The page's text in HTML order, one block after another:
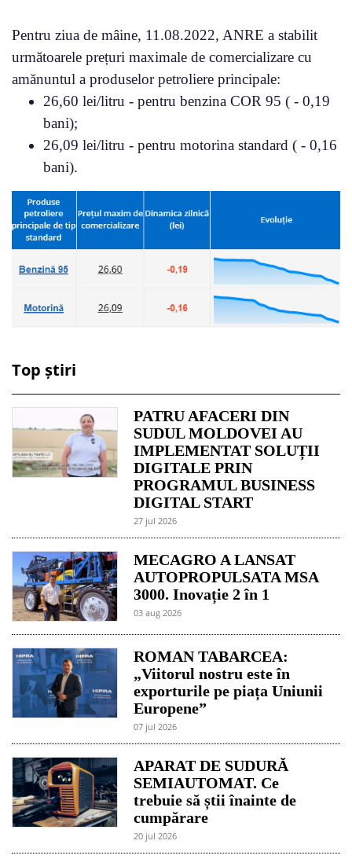
Pentru ziua de mâine, 11.08.2022, ANRE a stabilit
următoarele prețuri maximale de comercializare cu
amănuntul a produselor petroliere principale:
26,60 lei/litru - pentru benzina COR 95 ( - 0,19
bani);
26,09 lei/litru - pentru motorina standard ( - 0,16
bani).
Top știri
PATRU AFACERI DIN
SUDUL MOLDOVEI AU
IMPLEMENTAT SOLUȚII
DIGITALE PRIN
PROGRAMUL BUSINESS
DIGITAL START
27 jul 2026
MECAGRO A LANSAT
AUTOPROPULSATA MSA
3000. Inovație 2 în 1
03 aug 2026
ROMAN TABARCEA:
„Viitorul nostru este în
exporturile pe piața Uniunii
Europene”
07 jul 2026
APARAT DE SUDURĂ
SEMIAUTOMAT. Ce
trebuie să știi înainte de
cumpărare
20 jul 2026